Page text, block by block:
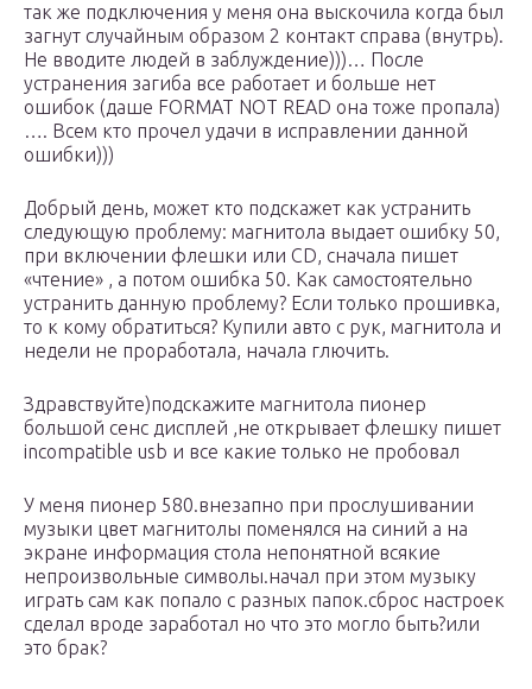
так же подключения у меня она выскочила когда был
загнут случайным образом 2 контакт справа (внутрь).
Не вводите людей в заблуждение)))… После
устранения загиба все работает и больше нет
ошибок (даше FORMAT NOT READ она тоже пропала)
…. Всем кто прочел удачи в исправлении данной
ошибки)))
Добрый день, может кто подскажет как устранить
следующую проблему: магнитола выдает ошибку 50,
при включении флешки или CD, сначала пишет
«чтение» , а потом ошибка 50. Как самостоятельно
устранить данную проблему? Если только прошивка,
то к кому обратиться? Купили авто с рук, магнитола и
недели не проработала, начала глючить.
Здравствуйте)подскажите магнитола пионер
большой сенс дисплей ,не открывает флешку пишет
incompatible usb и все какие только не пробовал
У меня пионер 580.внезапно при прослушивании
музыки цвет магнитолы поменялся на синий а на
экране информация стола непонятной всякие
непроизвольные символы.начал при этом музыку
играть сам как попало с разных папок.сброс настроек
сделал вроде заработал но что это могло быть?или
это брак?